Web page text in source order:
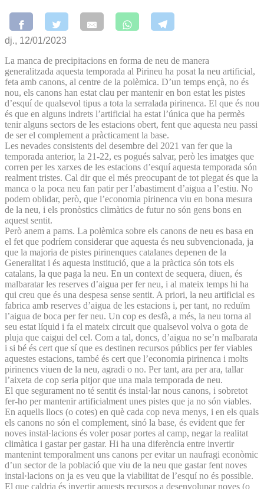
dj., 12/01/2023
La manca de precipitacions en forma de neu de manera
generalitzada aquesta temporada al Pirineu ha posat la neu artificial,
feta amb canons, al centre de la polèmica. D’un temps ençà, no és
nou, els canons han estat clau per mantenir en bon estat les pistes
d’esquí de qualsevol tipus a tota la serralada pirinenca. El que és nou
és que en alguns indrets l’artificial ha estat l’única que ha permès
tenir alguns sectors de les estacions obert, fent que aquesta neu passi
de ser el complement a pràcticament la base.
Les nevades consistents del desembre del 2021 van fer que la
temporada anterior, la 21-22, es pogués salvar, però les imatges que
corren per les xarxes de les estacions d’esquí aquesta temporada són
realment tristes. Cal dir que el més preocupant de tot plegat és que la
manca o la poca neu fan patir per l’abastiment d’aigua a l’estiu. No
podem oblidar, però, que l’economia pirinenca viu en bona mesura
de la neu, i els pronòstics climàtics de futur no són gens bons en
aquest sentit.
Però anem a pams. La polèmica sobre els canons de neu es basa en
el fet que podríem considerar que aquesta és neu subvencionada, ja
que la majoria de pistes pirinenques catalanes depenen de la
Generalitat i és aquesta institució, que a la pràctica són tots els
catalans, la que paga la neu. En un context de sequera, diuen, és
malbaratar les reserves d’aigua per fer neu, i al mateix temps hi ha
qui creu que és una despesa sense sentit. A priori, la neu artificial es
fabrica amb reserves d’aigua de les estacions i, per tant, no reduïm
l’aigua de boca per fer neu. Un cop es desfà, a més, la neu torna al
seu estat líquid i fa el mateix circuit que qualsevol volva o gota de
pluja que caigui del cel. Com a tal, doncs, d’aigua no se’n malbarata
i si bé és cert que sí que es destinen recursos públics per fer viables
aquestes estacions, també és cert que l’economia pirinenca i molts
pirinencs viuen de la neu, agradi o no. Per tant, ara per ara, tallar
l’aixeta de cop seria pitjor que una mala temporada de neu.
El que segurament no té sentit és instal·lar nous canons, i sobretot
fer-ho per mantenir artificialment unes pistes que ja no són viables.
En aquells llocs (o cotes) en què cada cop neva menys, i en els quals
els canons no són el complement, sinó la base, és evident que fer
noves instal·lacions és voler posar portes al camp, negar la realitat
climàtica i gastar per gastar. Hi ha una diferència entre invertir
mantenint temporalment uns canons per evitar un naufragi econòmic
d’un sector de la població que viu de la neu que gastar fent noves
instal·lacions on ja es veu que la viabilitat de l’esquí no és possible.
El que caldria és invertir aquests recursos a desenvolupar noves (o